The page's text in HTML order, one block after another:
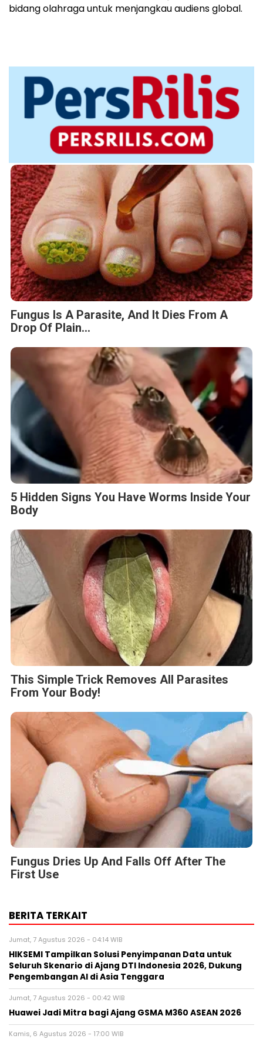
bidang olahraga untuk menjangkau audiens global.
Fungus Is A Parasite, And It Dies From A
Drop Of Plain...
5 Hidden Signs You Have Worms Inside Your
Body
This Simple Trick Removes All Parasites
From Your Body!
Fungus Dries Up And Falls Off After The
First Use
BERITA TERKAIT
Jumat, 7 Agustus 2026 - 04:14 WIB
HIKSEMI Tampilkan Solusi Penyimpanan Data untuk
Seluruh Skenario di Ajang DTI Indonesia 2026, Dukung
Pengembangan AI di Asia Tenggara
Jumat, 7 Agustus 2026 - 00:42 WIB
Huawei Jadi Mitra bagi Ajang GSMA M360 ASEAN 2026
Kamis, 6 Agustus 2026 - 17:00 WIB